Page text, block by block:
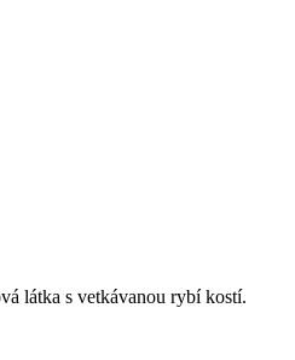
látka s vetkávanou rybí kostí.